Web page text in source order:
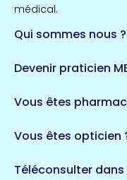
médical.
Qui sommes nous ?
Devenir praticien
Vous êtes
Vous êtes opticien
Téléconsulter